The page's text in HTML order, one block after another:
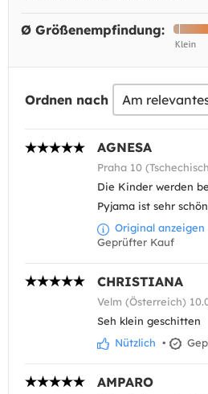
Ø Größenempfindung:
Ordnen nach
AGNESA
Praha 10
Die Kinder werden
Pyjama ist sehr
Original anzeigen
Geprüfter Kauf
CHRISTIANA
Velm (Österreich)
Seh klein geschitten
Nützlich •
AMPARO